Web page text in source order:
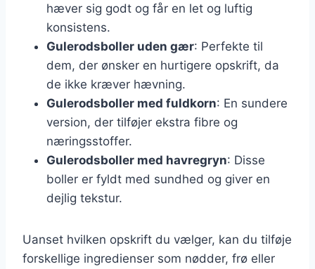
hæver sig godt og får en let og luftig
konsistens.
Gulerodsboller uden gær: Perfekte til
dem, der ønsker en hurtigere opskrift, da
de ikke kræver hævning.
Gulerodsboller med fuldkorn: En sundere
version, der tilføjer ekstra fibre og
næringsstoffer.
Gulerodsboller med havregryn: Disse
boller er fyldt med sundhed og giver en
dejlig tekstur.
Uanset hvilken opskrift du vælger, kan du tilføje
forskellige ingredienser som nødder, frø eller